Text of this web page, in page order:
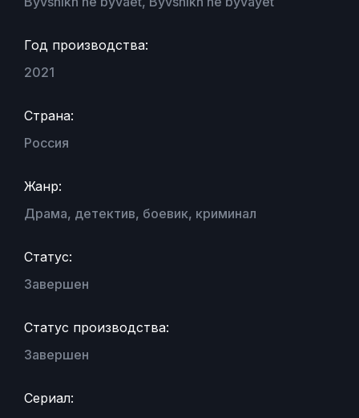
Год производства:
2021
Страна:
Россия
Жанр:
Драма, детектив, боевик, криминал
Статус:
Завершен
Статус производства:
Завершен
Сериал: